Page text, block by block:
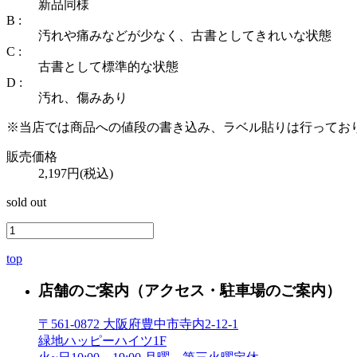
新品同様
B :
汚れや痛みなどが少なく、古書としてきれいな状態
C :
古書として標準的な状態
D :
汚れ、傷みあり
※当店では商品への値段の書き込み、ラベル貼りは行ってお
販売価格
2,197円(税込)
sold out
top
店舗のご案内 （アクセス・駐車場のご案内）
〒561-0872 大阪府豊中市寺内2-12-1
緑地ハッピーハイツ1F